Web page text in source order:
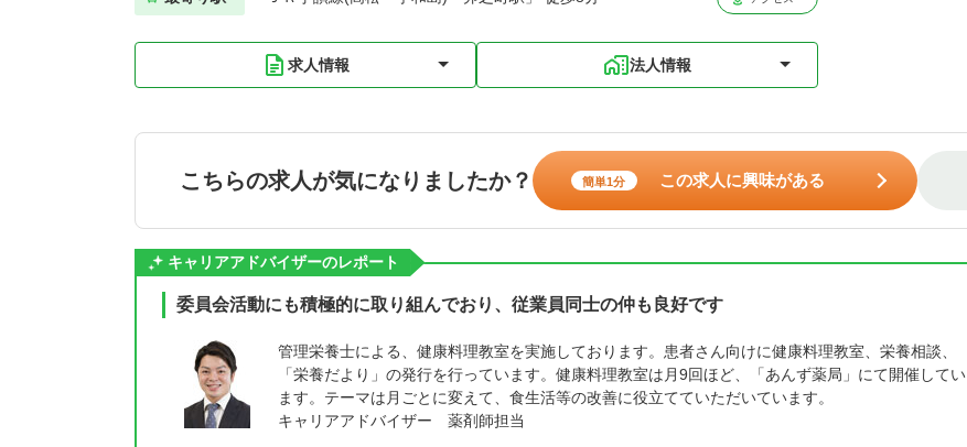
求人情報 法人情報
こちらの求人が気になりましたか？ 簡単1分 この求人に興味がある
キャリアアドバイザーのレポート
委員会活動にも積極的に取り組んでおり、従業員同士の仲も良好です
管理栄養士による、健康料理教室を実施しております。患者さん向けに健康料理教室、栄養相談、
「栄養だより」の発行を行っています。健康料理教室は月9回ほど、「あんず薬局」にて開催してい
ます。テーマは月ごとに変えて、食生活等の改善に役立てていただいています。
キャリアアドバイザー 薬剤師担当